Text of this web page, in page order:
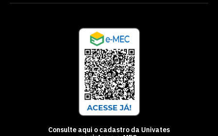
Consulte aqui o cadastro da Univates